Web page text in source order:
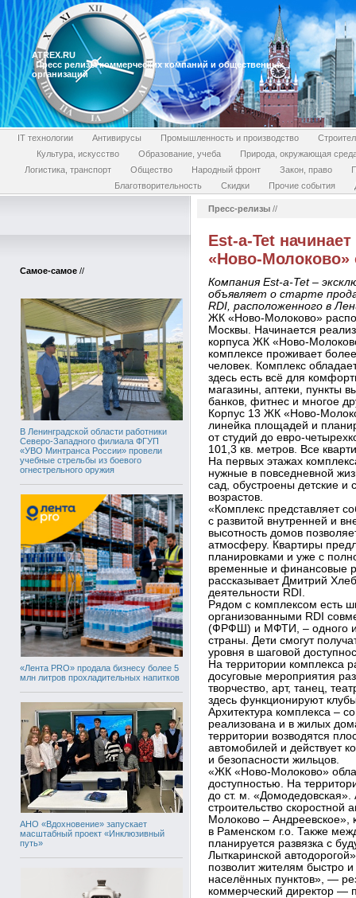
ATREX.RU
Пресс релизы коммерческих компаний и общественных
организаций
IT технологии Антивирусы Промышленность и производство
Культура, искусство
Образование, учеба
Природа, окружающая
Логистика, транспорт
Общество Народный фронт Закон, право
Благотворительность
Скидки Прочие события
Самое-самое //
В Ленинградской области работники
Северо-Западного филиала ФГУП
«УВО Минтранса России» провели
учебные стрельбы из боевого
огнестрельного оружия
«Лента PRO» продала бизнесу более 5
млн литров прохладительных напитков
АНО «Вдохновение» запускает
масштабный проект «Инклюзивный
путь»
Пресс-релизы //
Est-a-Tet
«Ново-Молоково»
Компания Est-a-Tet –
объявляет о старте
RDI, расположенного в
ЖК «Ново-Молоково»
Москвы. Начинается
корпуса ЖК «Ново-
комплексе проживает
человек. Комплекс
здесь есть всё для
магазины, аптеки, пункты
банков, фитнес и многое
Корпус 13 ЖК «Ново-
линейка площадей и
от студий до евро-
101,3 кв. метров. Все
На первых этажах
нужные в повседневной
сад, обустроены детские и
возрастов.
«Комплекс представляет
с развитой внутренней и
высотность домов
атмосферу. Квартиры
планировками и уже с
временные и финансовые
рассказывает Дмитрий
деятельности RDI.
Рядом с комплексом есть
организованными RDI
(ФРФШ) и МФТИ, – одного
страны. Дети смогут
уровня в шаговой
На территории комплекса
досуговые мероприятия
творчество, арт, танец,
здесь функционируют
Архитектура комплекса –
реализована и в жилых
территории возводятся
автомобилей и действует
и безопасности жильцов.
«ЖК «Ново-Молоково»
доступностью. На
до ст. м.
строительство скоростной
Молоково – Андреевское»,
в Раменском г.о. Также
планируется развязка с
Лыткаринской
позволит жителям быстро
населённых пунктов», —
коммерческий директор —